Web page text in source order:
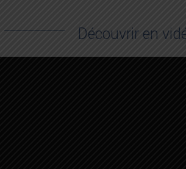
Découvrir en